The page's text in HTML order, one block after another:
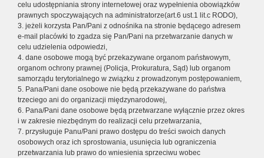
celu udostępniania strony internetowej oraz wypełnienia obowiązków
prawnych spoczywających na administratorze(art.6 ust.1 lit.c RODO),
3. jeżeli korzysta Pan/Pani z odnośnika na stronie będącego adresem
e-mail placówki to zgadza się Pan/Pani na przetwarzanie danych w
celu udzielenia odpowiedzi,
4. dane osobowe mogą być przekazywane organom państwowym,
organom ochrony prawnej (Policja, Prokuratura, Sąd) lub organom
samorządu terytorialnego w związku z prowadzonym postępowaniem,
5. Pana/Pani dane osobowe nie będą przekazywane do państwa
trzeciego ani do organizacji międzynarodowej,
6. Pana/Pani dane osobowe będą przetwarzane wyłącznie przez okres
i w zakresie niezbędnym do realizacji celu przetwarzania,
7. przysługuje Panu/Pani prawo dostępu do treści swoich danych
osobowych oraz ich sprostowania, usunięcia lub ograniczenia
przetwarzania lub prawo do wniesienia sprzeciwu wobec